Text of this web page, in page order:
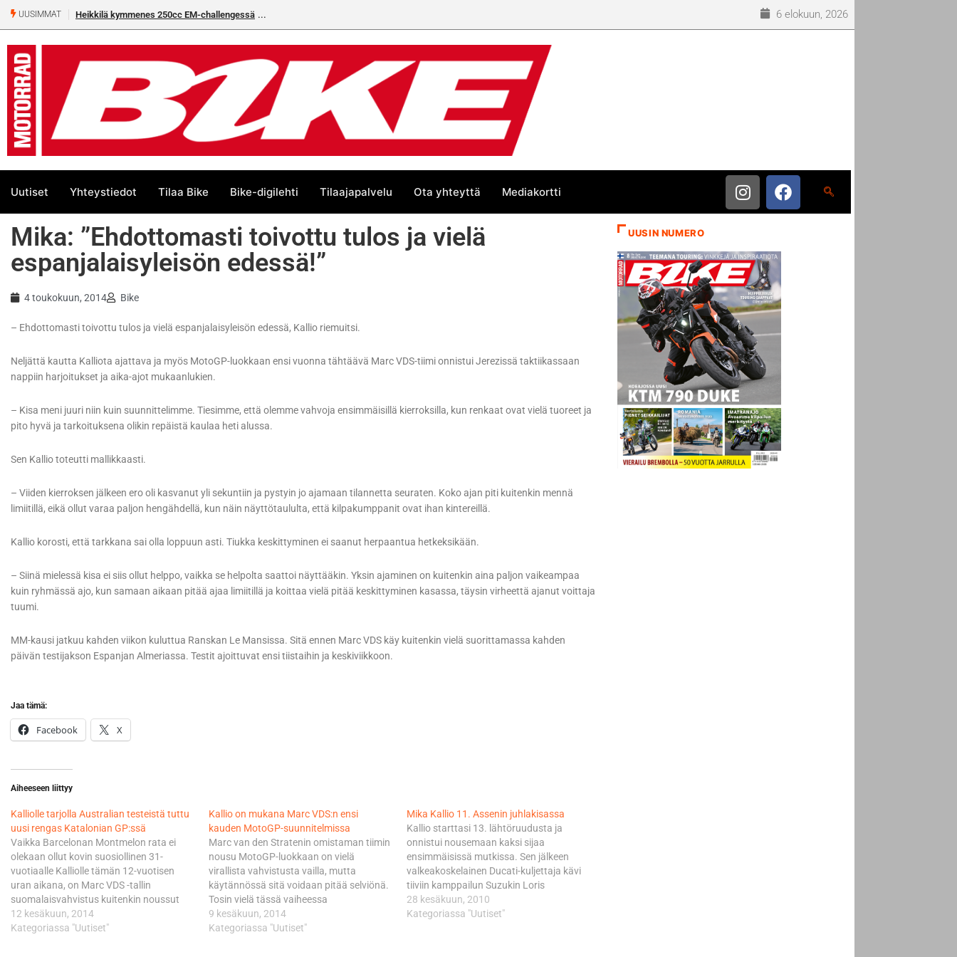
UUSIMMAT Heikkilä kymmenes 250cc EM-challengessä 6 elokuun, 2026
Uutiset Yhteystiedot Tilaa Bike Bike-digilehti Tilaajapalvelu Ota yhteyttä Mediakortti
Mika: ”Ehdottomasti toivottu tulos ja vielä
espanjalaisyleisön edessä!”
4 toukokuun, 2014 Bike
– Ehdottomasti toivottu tulos ja vielä espanjalaisyleisön edessä, Kallio riemuitsi.
Neljättä kautta Kalliota ajattava ja myös MotoGP-luokkaan ensi vuonna tähtäävä Marc VDS-tiimi onnistui Jerezissä taktiikassaan
nappiin harjoitukset ja aika-ajot mukaanlukien.
– Kisa meni juuri niin kuin suunnittelimme. Tiesimme, että olemme vahvoja ensimmäisillä kierroksilla, kun renkaat ovat vielä tuoreet ja
pito hyvä ja tarkoituksena olikin repäistä kaulaa heti alussa.
Sen Kallio toteutti mallikkaasti.
– Viiden kierroksen jälkeen ero oli kasvanut yli sekuntiin ja pystyin jo ajamaan tilannetta seuraten. Koko ajan piti kuitenkin mennä
limiitillä, eikä ollut varaa paljon hengähdellä, kun näin näyttötaululta, että kilpakumppanit ovat ihan kintereillä.
Kallio korosti, että tarkkana sai olla loppuun asti. Tiukka keskittyminen ei saanut herpaantua hetkeksikään.
– Siinä mielessä kisa ei siis ollut helppo, vaikka se helpolta saattoi näyttääkin. Yksin ajaminen on kuitenkin aina paljon vaikeampaa
kuin ryhmässä ajo, kun samaan aikaan pitää ajaa limiitillä ja koittaa vielä pitää keskittyminen kasassa, täysin virheettä ajanut voittaja
tuumi.
MM-kausi jatkuu kahden viikon kuluttua Ranskan Le Mansissa. Sitä ennen Marc VDS käy kuitenkin vielä suorittamassa kahden
päivän testijakson Espanjan Almeriassa. Testit ajoittuvat ensi tiistaihin ja keskiviikkoon.
Jaa tämä:
Facebook X
Aiheeseen liittyy
Kalliolle tarjolla Australian testeistä tuttu
uusi rengas Katalonian GP:ssä
Vaikka Barcelonan Montmelon rata ei
olekaan ollut kovin suosiollinen 31-
vuotiaalle Kalliolle tämän 12-vuotisen
uran aikana, on Marc VDS -tallin
suomalaisvahvistus kuitenkin noussut
Katalonian GP:ssä kertaalleen
palkintopallille. Tänä viikonloppuna
12 kesäkuun, 2014
Kategoriassa "Uutiset"
Kallio on mukana Marc VDS:n ensi
kauden MotoGP-suunnitelmissa
Marc van den Stratenin omistaman tiimin
nousu MotoGP-luokkaan on vielä
virallista vahvistusta vailla, mutta
käytännössä sitä voidaan pitää selviönä.
Tosin vielä tässä vaiheessa
neuvotteluissa kuljettajakuvion edelle
ajavat jo hyvässä vauhdissa olevat
9 kesäkuun, 2014
Kategoriassa "Uutiset"
Mika Kallio 11. Assenin juhlakisassa
Kallio starttasi 13. lähtöruudusta ja
onnistui nousemaan kaksi sijaa
ensimmäisissä mutkissa. Sen jälkeen
valkeakoskelainen Ducati-kuljettaja kävi
tiiviin kamppailun Suzukin Loris
Capirossin ja Ducatin Hector Barberan
kanssa. Tämän ryhmän kamppailun
28 kesäkuun, 2010
Kategoriassa "Uutiset"
UUSIN NUMERO